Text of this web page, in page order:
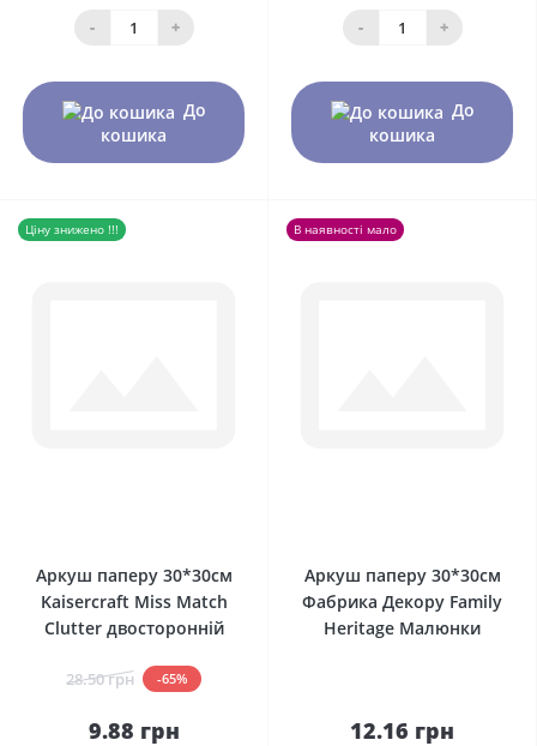
- +
До
кошика
- +
До
кошика
Ціну знижено !!!
Аркуш паперу 30*30см
Kaisercraft Miss Match
Clutter двосторонній
28.50 грн -65%
9.88 грн
В наявності мало
Аркуш паперу 30*30см
Фабрика Декору Family
Heritage Малюнки
12.16 грн